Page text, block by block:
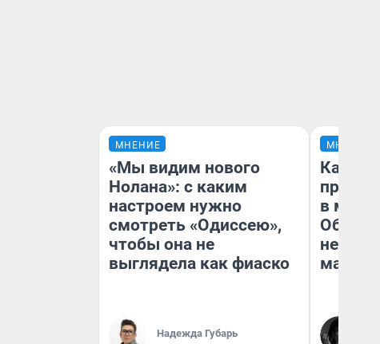
МНЕНИЕ
«Мы видим нового
Нолана»: с каким
настроем нужно
смотреть «Одиссею»,
чтобы она не
выглядела как фиаско
Надежда Губарь
МНЕНИЕ
Какие
в
Обзор